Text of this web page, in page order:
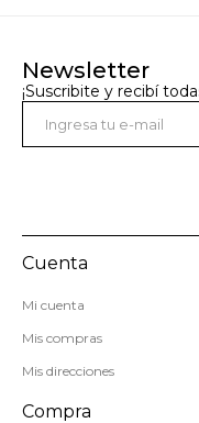
Newsletter
¡Suscribite y recibí
Cuenta
Mi cuenta
Mis compras
Mis direcciones
Compra